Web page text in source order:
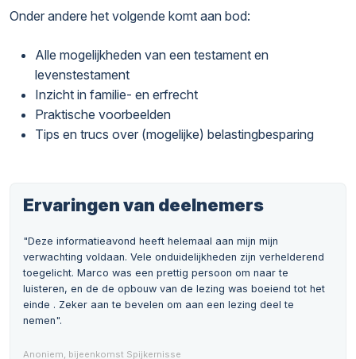
Onder andere het volgende komt aan bod:
Alle mogelijkheden van een testament en
levenstestament
Inzicht in familie- en erfrecht
Praktische voorbeelden
Tips en trucs over (mogelijke) belastingbesparing
Ervaringen van deelnemers
"Deze informatieavond heeft helemaal aan mijn mijn
verwachting voldaan. Vele onduidelijkheden zijn verhelderend
toegelicht. Marco was een prettig persoon om naar te
luisteren, en de de opbouw van de lezing was boeiend tot het
einde . Zeker aan te bevelen om aan een lezing deel te
nemen".
Anoniem, bijeenkomst Spijkernisse